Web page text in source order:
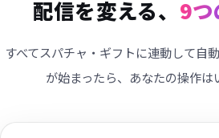
配信を変える、 9つ
すべてスパチャ・ギフトに連動して自
が始まったら、あなたの操作は